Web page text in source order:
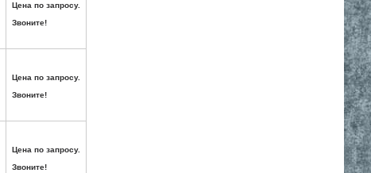
Цена по запросу.
Звоните!
Цена по запросу.
Звоните!
Цена по запросу.
Звоните!